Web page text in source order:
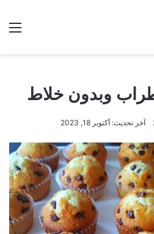
وبدون خلاط
آخر تحديث: أكتوبر 18, 2023